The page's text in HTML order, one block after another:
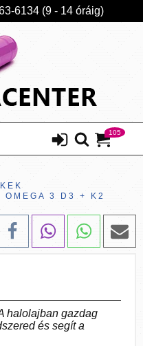
6134 (9 - 14 óráig)
105
OMEGA 3 D3 + K2
halolajban gazdag
és segít a